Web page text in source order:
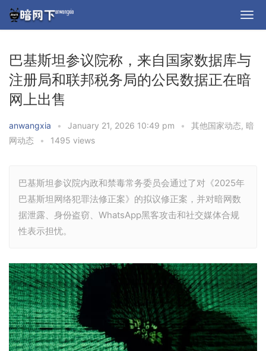
巴基斯坦参议院称，来自国家数据库与
注册局和联邦税务局的公民数据正在暗
网上出售
anwangxia • January 21, 2026 10:49 pm • 其他国家动态, 暗
网动态
• 1495 views
巴基斯坦参议院内政和禁毒常务委员会通过了对《2025年
巴基斯坦网络犯罪法修正案》的拟议修正案，并对暗网数
据泄露、身份盗窃、WhatsApp黑客攻击和社交媒体合规
性表示担忧。